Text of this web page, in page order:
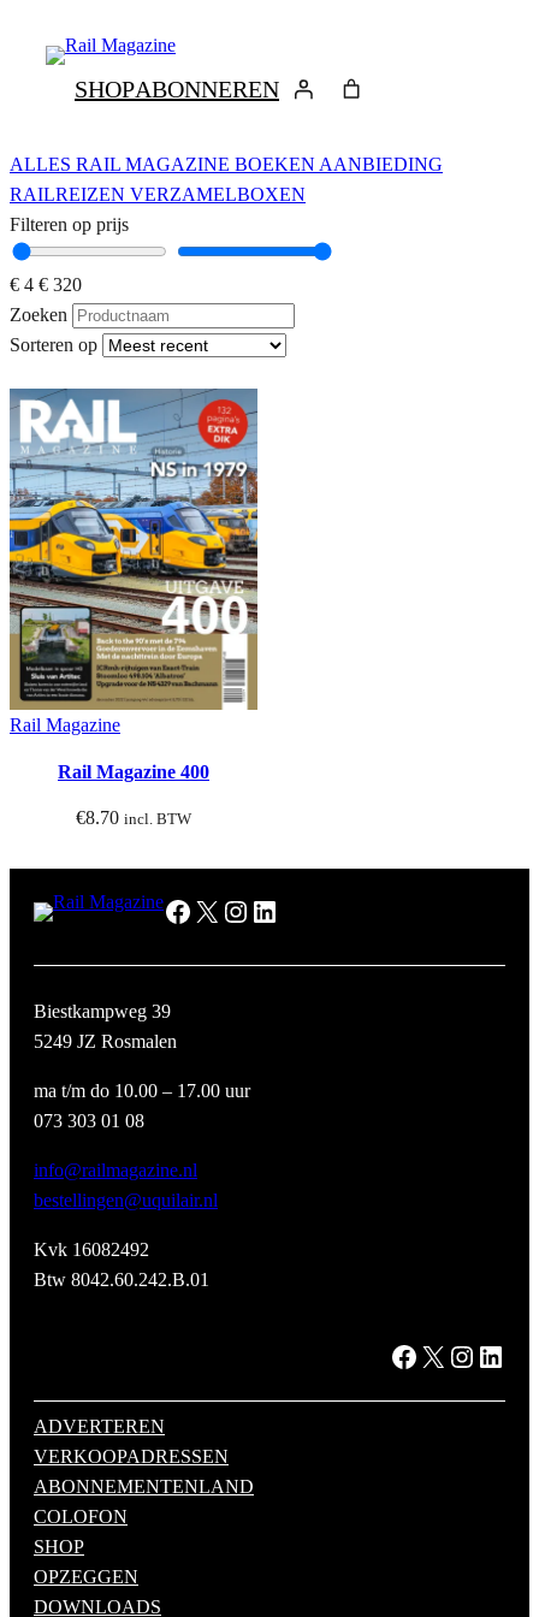
SHOPABONNEREN
ALLES RAIL MAGAZINE BOEKEN AANBIEDING
RAILREIZEN VERZAMELBOXEN
Filteren op prijs
€ 4 € 320
Zoeken
Sorteren op
Rail Magazine
Rail Magazine 400
€8.70 incl. BTW
Facebook X Instagram LinkedIn
Biestkampweg 39
5249 JZ Rosmalen
ma t/m do 10.00 – 17.00 uur
073 303 01 08
info@railmagazine.nl
bestellingen@uquilair.nl
Kvk 16082492
Btw 8042.60.242.B.01
Facebook X Instagram LinkedIn
ADVERTEREN
VERKOOPADRESSEN
ABONNEMENTENLAND
COLOFON
SHOP
OPZEGGEN
DOWNLOADS